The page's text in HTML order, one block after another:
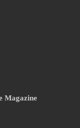
Magazine